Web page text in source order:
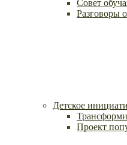
Совет
Разговоры
Детское
Проект